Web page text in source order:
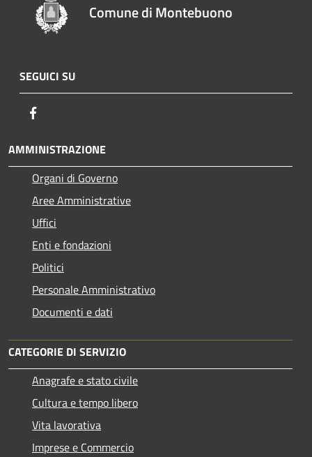
Comune di Montebuono
SEGUICI SU
AMMINISTRAZIONE
Organi di Governo
Aree Amministrative
Uffici
Enti e fondazioni
Politici
Personale Amministrativo
Documenti e dati
CATEGORIE DI SERVIZIO
Anagrafe e stato civile
Cultura e tempo libero
Vita lavorativa
Imprese e Commercio